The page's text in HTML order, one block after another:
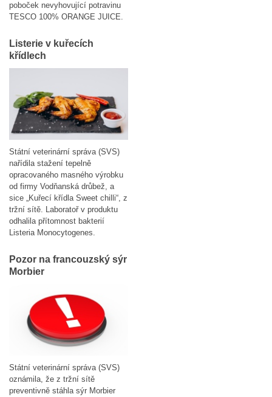
poboček nevyhovující potravinu
TESCO 100% ORANGE JUICE.
Listerie v kuřecích
křídlech
Státní veterinární správa (SVS)
nařídila stažení tepelně
opracovaného masného výrobku
od firmy Vodňanská drůbež, a
sice „Kuřecí křídla Sweet chilli“, z
tržní sítě. Laboratoř v produktu
odhalila přítomnost bakterií
Listeria Monocytogenes.
Pozor na francouzský sýr
Morbier
Státní veterinární správa (SVS)
oznámila, že z tržní sítě
preventivně stáhla sýr Morbier